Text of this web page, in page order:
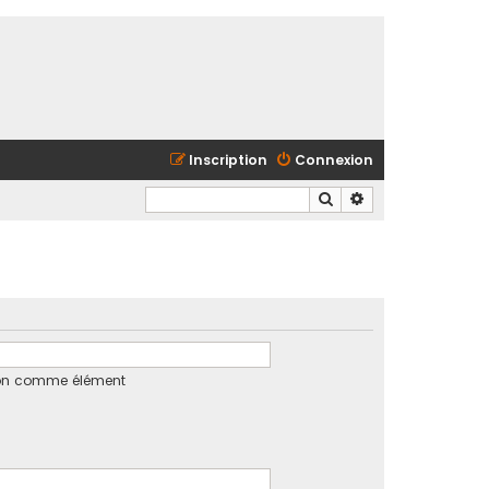
Connexion
Inscription
Rechercher
comme élément